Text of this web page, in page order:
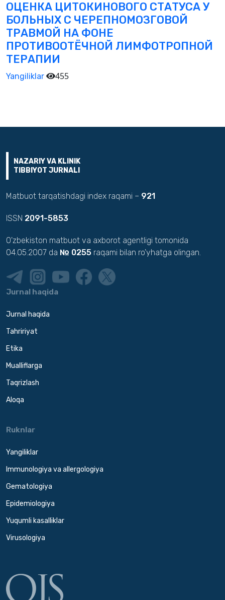
ОЦЕНКА ЦИТОКИНОВОГО СТАТУСА У
БОЛЬНЫХ С ЧЕРЕПНОМОЗГОВОЙ
ТРАВМОЙ НА ФОНЕ
ПРОТИВООТЁЧНОЙ ЛИМФОТРОПНОЙ
ТЕРАПИИ
Yangiliklar 455
NAZARIY VA KLINIK
TIBBIYOT JURNALI
Matbuot tarqatishdagi index raqami – 921
ISSN 2091-5853
O'zbekiston matbuot va axborot agentligi tomonida
04.05.2007 da № 0255 raqami bilan ro'yhatga olingan.
Jurnal haqida
Jurnal haqida
Tahririyat
Etika
Mualliflarga
Taqrizlash
Aloqa
Ruknlar
Yangiliklar
Immunologiya va allergologiya
Gematologiya
Epidemiologiya
Yuqumli kasalliklar
Virusologiya